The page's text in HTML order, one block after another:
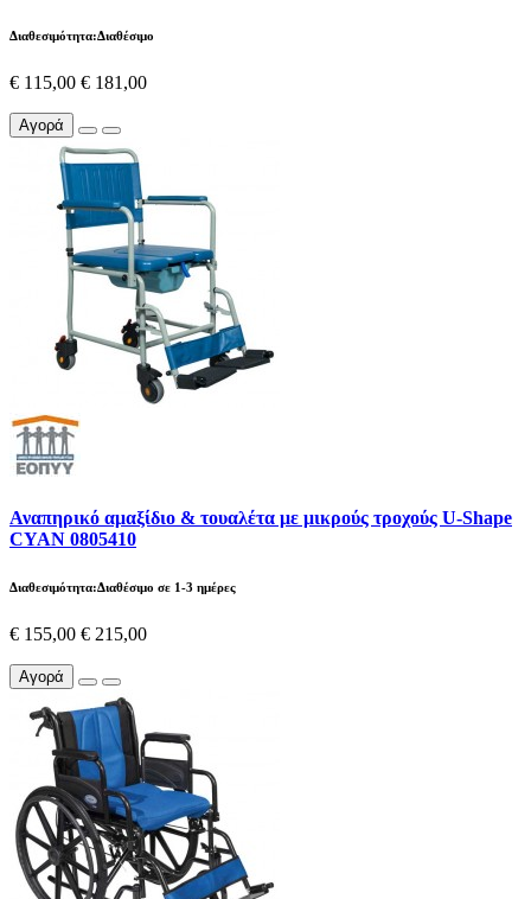
Διαθεσιμότητα:Διαθέσιμο
€ 115,00 € 181,00
Αγορά
Αναπηρικό αμαξίδιο & τουαλέτα με μικρούς τροχούς U-Shape
CYAN 0805410
Διαθεσιμότητα:Διαθέσιμο σε 1-3 ημέρες
€ 155,00 € 215,00
Αγορά